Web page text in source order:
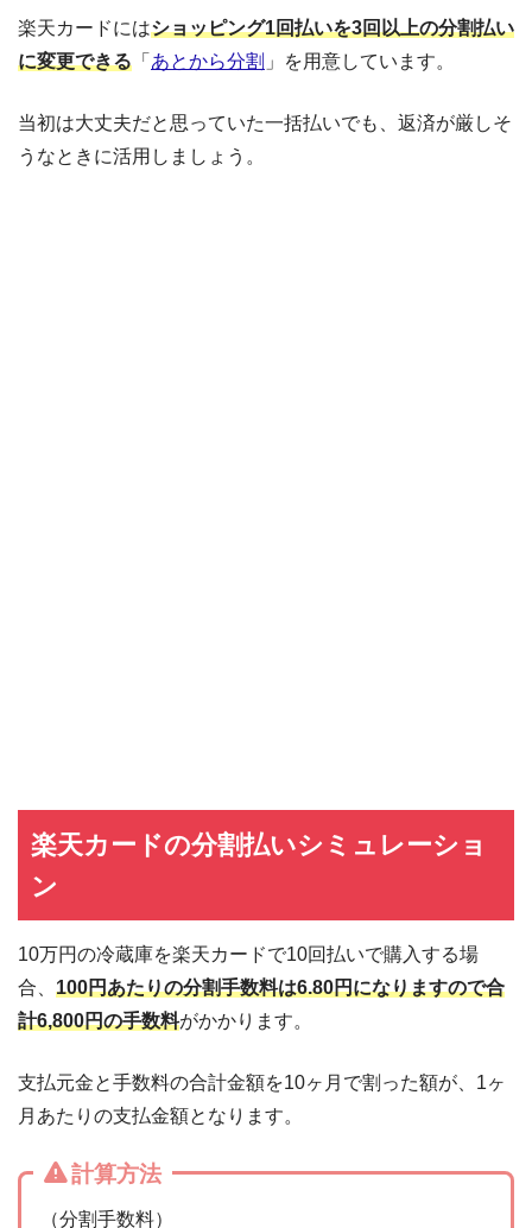
楽天カードにはショッピング1回払いを3回以上の分割払い
に変更できる 「 あとから分割 」を用意しています。
当初は大丈夫だと思っていた一括払いでも、返済が厳しそ
うなときに活用しましょう。
楽天カードの分割払いシミュレーショ
ン
10万円の冷蔵庫を楽天カードで10回払いで購入する場
合、 100円あたりの分割手数料は6.80円になりますので合
計6,800円の手数料がかかります。
支払元金と手数料の合計金額を10ヶ月で割った額が、1ヶ
月あたりの支払金額となります。
計算方法
（分割手数料）